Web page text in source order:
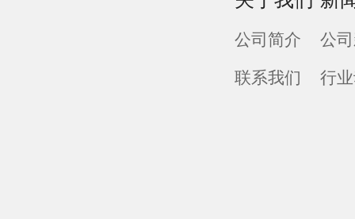
公司简介
联系我们
公
行